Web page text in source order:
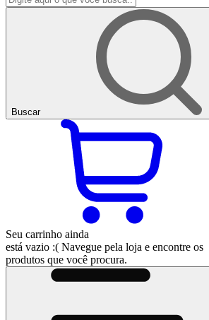
Buscar
Seu carrinho ainda
está vazio :( Navegue pela loja e encontre os
produtos que você procura.